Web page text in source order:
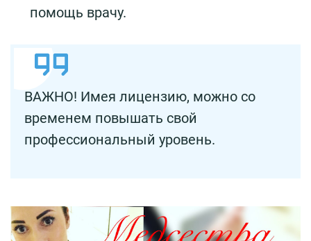
помощь врачу.
ВАЖНО! Имея лицензию, можно со
временем повышать свой
профессиональный уровень.